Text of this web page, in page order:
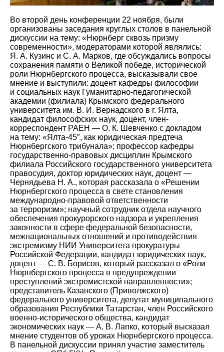
Во второй день конференции 22 ноября, были
организованы заседания круглых столов в панельной
дискуссии на тему: «Нюрнберг сквозь призму
современности», модераторами которой являлись:
Я. А. Кузинс и С. А. Марков, где обсуждались вопросы
сохранения памяти о Великой победе, исторической
роли Нюрнбергского процесса, высказывали свое
мнение и выступили: доцент кафедры философии
и социальных наук Гуманитарно-педагогической
академии (филиала) Крымского федерального
университета им. В. И. Вернадского в г. Ялта,
кандидат философских наук, доцент, член-
корреспондент РАЕН — О. К. Шевченко с докладом
на тему: «Ялта-45″, как юридическая предтеча
Нюрнбергского трибунала»; профессор кафедры
государственно-правовых дисциплин Крымского
филиала Российского государственного университета
правосудия, доктор юридических наук, доцент —
Чернядьева Н. А., которая рассказала о «Решении
Нюрнбергского процесса в свете становления
международно-правовой ответственности
за терроризм»; научный сотрудник отдела научного
обеспечения прокурорского надзора и укрепления
законности в сфере федеральной безопасности,
межнациональных отношений и противодействия
экстремизму НИИ Университета прокуратуры
Российской Федерации, кандидат юридических наук,
доцент — С. В. Борисов, который рассказал о «Роли
Нюрнбергского процесса в предупреждении
преступлений экстремистской направленности»;
представитель Казанского (Приволжского)
федерального университета, депутат муниципального
образования Республики Татарстан, член Российского
военно-исторического общества, кандидат
экономических наук — А. В. Лапко, который высказал
мнение студентов об уроках Нюрнбергского процесса.
В панельной дискуссии принял участие заместитель